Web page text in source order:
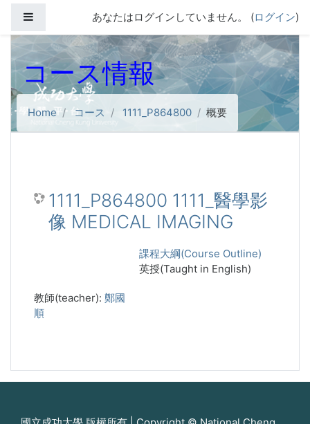
サイドパネルあなたはログインしていません。 (ログイン)
コース情報
Home コース 1111_P864800 概要
1111_P864800 1111_醫學影
像 MEDICAL IMAGING
課程大綱(Course Outline)
英授(Taught in English)
教師(teacher): 鄭國
順